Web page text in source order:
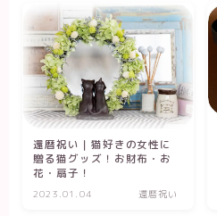
還暦祝い｜猫好きの女性に
贈る猫グッズ！お財布・お
花・扇子！
2023.01.04 還暦祝い